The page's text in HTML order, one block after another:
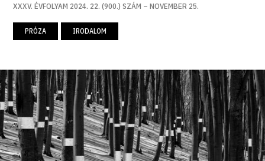
XXXV. ÉVFOLYAM 2024. 22. (900.) SZÁM – NOVEMBER 25.
PRÓZA IRODALOM